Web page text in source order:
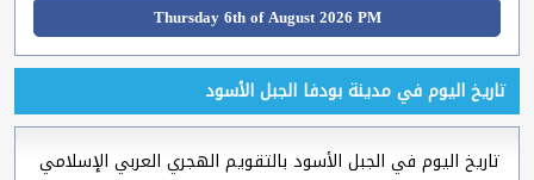
Thursday 6th of August 2026 PM
تاريخ اليوم في مدينة بودفا الجبل الأسود
تاريخ اليوم في الجبل الأسود بالتقويم الهجري العربي الإسلامي